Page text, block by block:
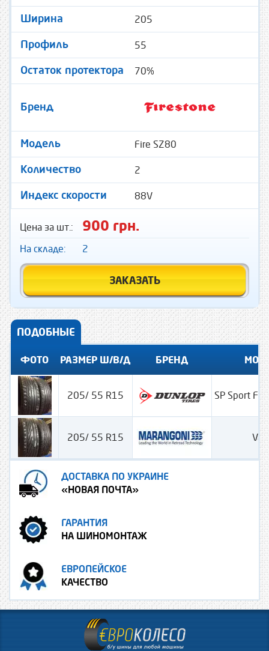
Ширина 205
Профиль 55
Остаток протектора 70%
Бренд
Модель Fire SZ80
Количество 2
Индекс скорости 88V
Цена за шт.: 900 грн.
На складе: 2
ЗАКАЗАТЬ
ПОДОБНЫЕ
ФОТО РАЗМЕР Ш/В/Д БРЕНД
205/ 55 R15 SP Sport
205/ 55 R15
ДОСТАВКА ПО УКРАИНЕ
«НОВАЯ ПОЧТА»
ГАРАНТИЯ
НА ШИНОМОНТАЖ
ЕВРОПЕЙСКОЕ
КАЧЕСТВО